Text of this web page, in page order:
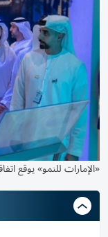
«الإمارات للنمو» يوقع